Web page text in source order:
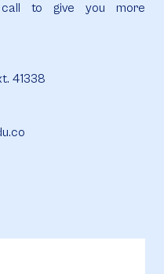
to give you more
41338